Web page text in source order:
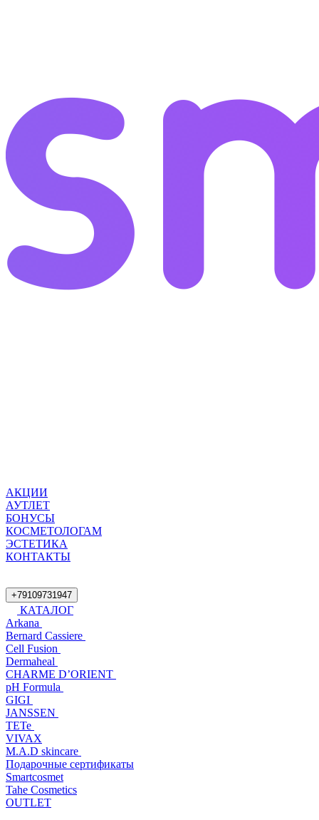
АКЦИИ
АУТЛЕТ
БОНУСЫ
КОСМЕТОЛОГАМ
ЭСТЕТИКА
КОНТАКТЫ
+79109731947
КАТАЛОГ
Arkana
Bernard Cassiere
Cell Fusion
Dermaheal
CHARME D’ORIENT
pH Formula
GIGI
JANSSEN
TETe
VIVAX
M.A.D skincare
Подарочные сертификаты
Smartcosmet
Tahe Cosmetics
OUTLET